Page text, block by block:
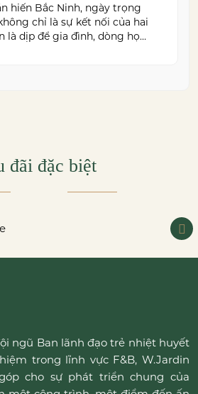
hiến Bắc Ninh, ngày trọng
chỉ là sự kết nối của hai
là dịp để gia đình, dòng họ
đãi đặc biệt
ngũ Ban lãnh đạo trẻ nhiệt huyết
trong lĩnh vực F&B, W.Jardin
cho sự phát triển chung của